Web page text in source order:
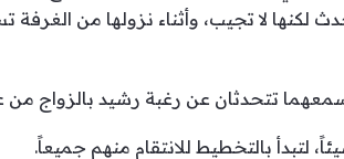
لكنها لا تجيب، وأثناء نزولها من
تتحدثان عن رغبة رشيد بالزواج من
لتبدأ بالتخطيط للانتقام منهم جميعاً.